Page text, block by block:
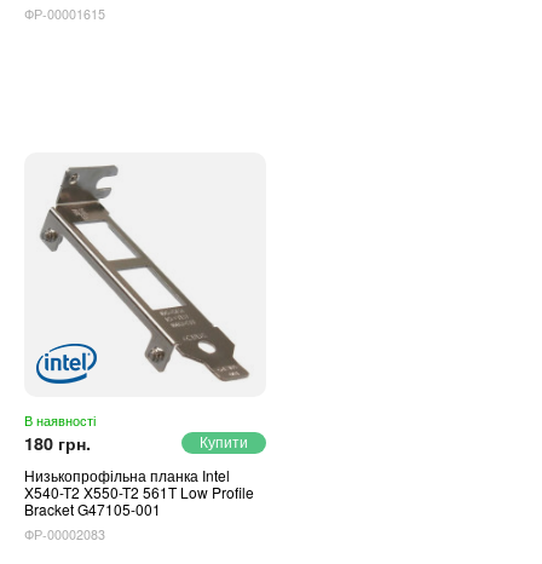
ФР-00001615
В наявності
180 грн.
Низькопрофільна планка Intel
X540-T2 X550-T2 561T Low Profile
Bracket G47105-001
ФР-00002083